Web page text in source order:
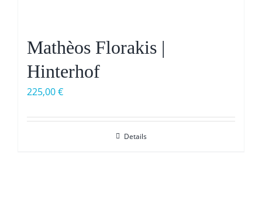
Mathèos Florakis |
Hinterhof
225,00€
Details